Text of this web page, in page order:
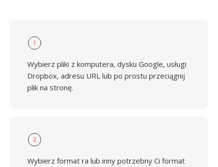
1
Wybierz pliki z komputera, dysku Google, usługi
Dropbox, adresu URL lub po prostu przeciągnij
plik na stronę.
2
Wybierz format ra lub inny potrzebny Ci format